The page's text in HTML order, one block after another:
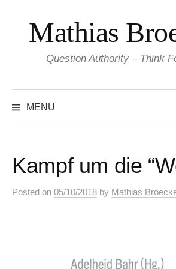
content
Mathias
Question Authority – Think
MENU
Kampf um die
Posted on 05/10/2018 by Mathias